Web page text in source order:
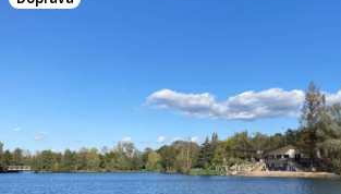
z Olomouce v pořadí již čtvrtá masivní